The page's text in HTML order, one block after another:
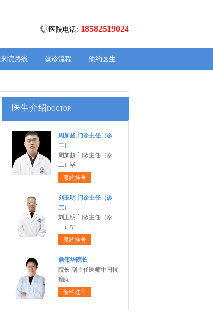
医院电话: 18582519024
来院路线 就诊流程 预约医生
医生介绍DOCTOR
周加超 门诊主任（诊
二）
周加超 门诊主任（诊
二）毕
预约挂号
刘玉明 门诊主任（诊
三）
刘玉明 门诊主任（诊
三）毕
预约挂号
詹伟华院长
院长 副主任医师中国抗
癫痫
预约挂号